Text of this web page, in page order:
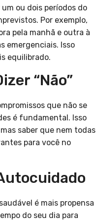
ou dois períodos do
Por exemplo,
pela manhã e outra à
emergenciais. Isso
equilibrado.
“não”
que não se
é fundamental. Isso
saber que nem todas
para você no
é mais propensa
do seu dia para